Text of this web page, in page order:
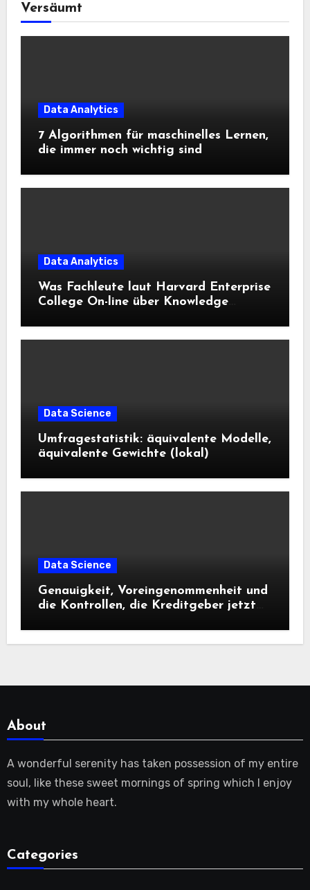
Versäumt
Data Analytics
7 Algorithmen für maschinelles Lernen,
die immer noch wichtig sind
Data Analytics
Was Fachleute laut Harvard Enterprise
College On-line über Knowledge
Data Science
Umfragestatistik: äquivalente Modelle,
äquivalente Gewichte (lokal)
Data Science
Genauigkeit, Voreingenommenheit und
die Kontrollen, die Kreditgeber jetzt
About
A wonderful serenity has taken possession of my entire
soul, like these sweet mornings of spring which I enjoy
with my whole heart.
Categories